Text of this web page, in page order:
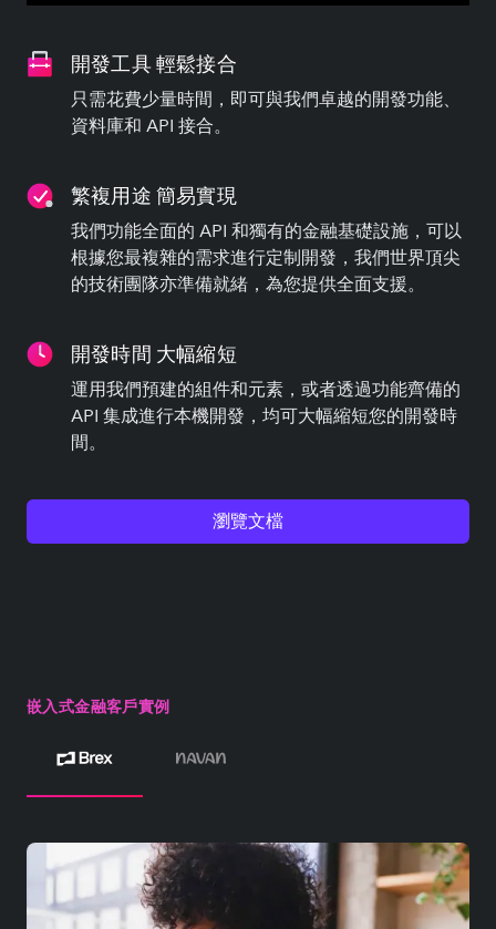
開發工具 輕鬆接合
只需花費少量時間，即可與我們卓越的開發功能、
資料庫和 API 接合。
繁複用途 簡易實現
我們功能全面的 API 和獨有的金融基礎設施，可以
根據您最複雜的需求進行定制開發，我們世界頂尖
的技術團隊亦準備就緒，為您提供全面支援。
開發時間 大幅縮短
運用我們預建的組件和元素，或者透過功能齊備的
API 集成進行本機開發，均可大幅縮短您的開發時
間。
瀏覽文檔
嵌入式金融客戶實例